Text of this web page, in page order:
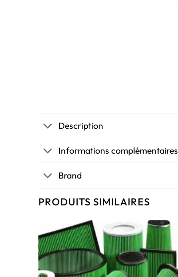
Description
Informations complémentaires
Brand
PRODUITS SIMILAIRES